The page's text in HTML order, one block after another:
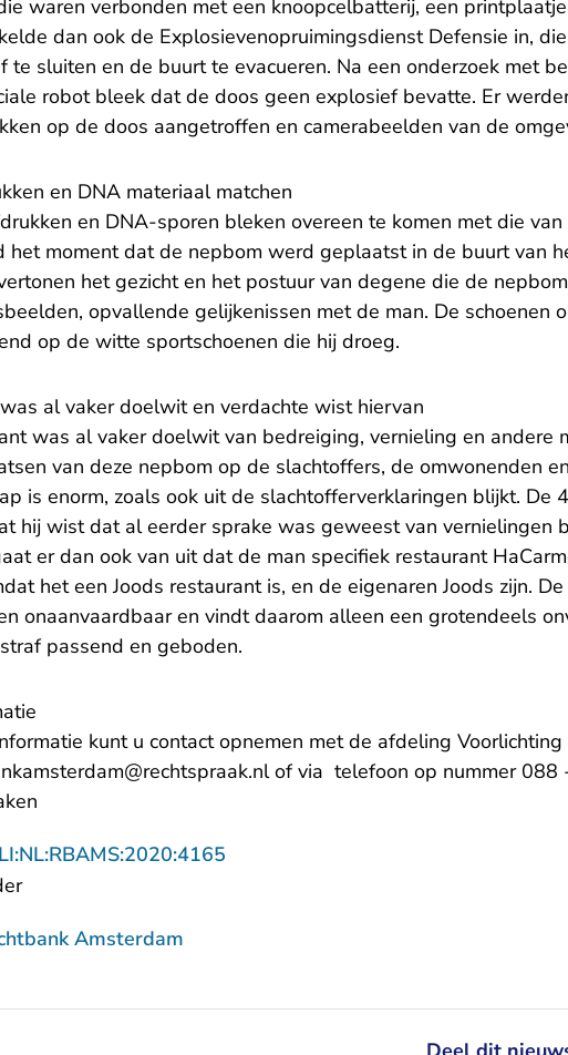
waren verbonden met een knoopcelbatterij, een
dan ook de Explosievenopruimingsdienst Defensie in,
te sluiten en de buurt te evacueren. Na een onderzoek met
robot bleek dat de doos geen explosief bevatte. Er
op de doos aangetroffen en camerabeelden van de
en DNA materiaal matchen
en DNA-sporen bleken overeen te komen met die
het moment dat de nepbom werd geplaatst in de buurt van
het gezicht en het postuur van degene die de
opvallende gelijkenissen met de man. De schoenen
op de witte sportschoenen die hij droeg.
al vaker doelwit en verdachte wist hiervan
was al vaker doelwit van bedreiging, vernieling en andere
van deze nepbom op de slachtoffers, de omwonenden
is enorm, zoals ook uit de slachtofferverklaringen blijkt. De
hij wist dat al eerder sprake was geweest van vernielingen
er dan ook van uit dat de man specifiek restaurant
het een Joods restaurant is, en de eigenaren Joods zijn.
onaanvaardbaar en vindt daarom alleen een grotendeels
passend en geboden.
kunt u contact opnemen met de afdeling
- U verlaat Rechtspraak.nl
of via telefoon op nummer 088
Amsterdam